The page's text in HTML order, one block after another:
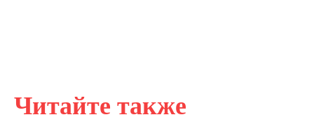
Читайте также